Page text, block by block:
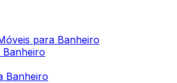
para Banheiro
Banheiro